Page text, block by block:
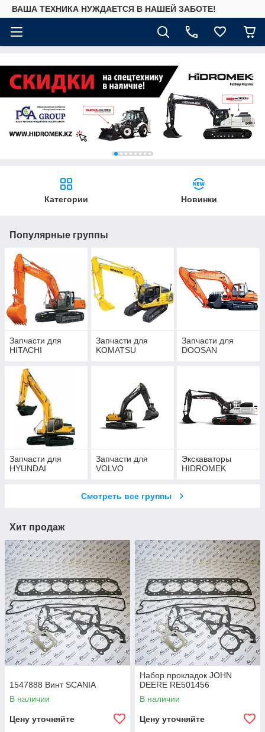
ВАША ТЕХНИКА НУЖДАЕТСЯ В НАШЕЙ ЗАБОТЕ!
Категории Новинки
Популярные группы
Запчасти для
HITACHI
Запчасти для
KOMATSU
Запчасти для
DOOSAN
Запчасти для
HYUNDAI
Запчасти для
VOLVO
Экскаваторы
HIDROMEK
Смотреть все группы
Хит продаж
1547888 Винт SCANIA
В наличии
Цену уточняйте
Набор прокладок JOHN
DEERE RE501456
В наличии
Цену уточняйте